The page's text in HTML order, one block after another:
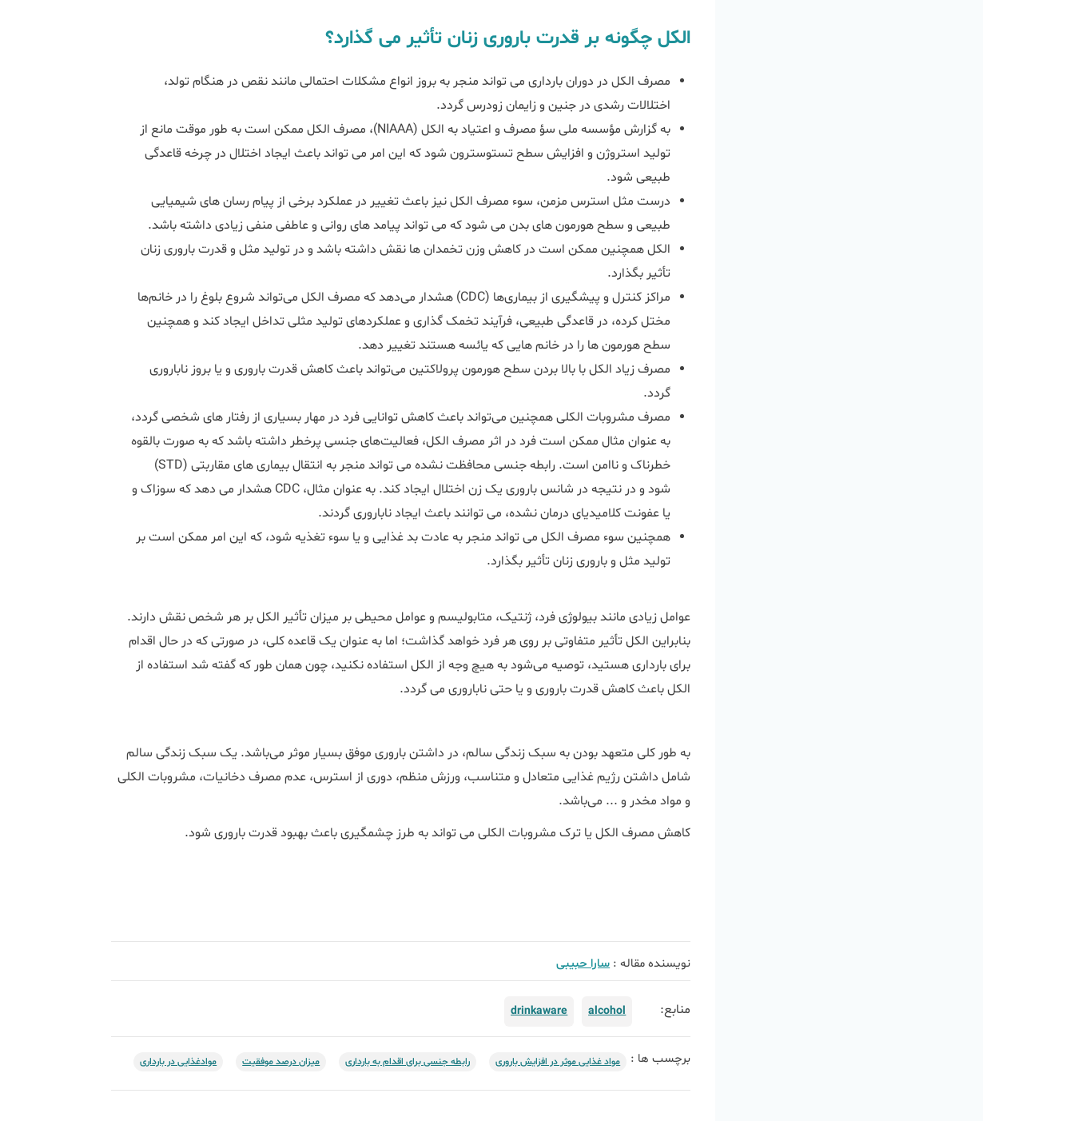
الکل چگونه بر قدرت باروری زنان تأثیر می گذارد؟
مصرف الکل در دوران بارداری می تواند منجر به بروز انواع مشکلات احتمالی مانند نقص در هنگام تولد،
اختلالات رشدی در جنین و زایمان زودرس گردد.
به گزارش مؤسسه ملی سؤ مصرف و اعتیاد به الکل (NIAAA)، مصرف الکل ممکن است به طور موقت مانع از
تولید استروژن و افزایش سطح تستوسترون شود که این امر می تواند باعث ایجاد اختلال در چرخه قاعدگی
طبیعی شود.
درست مثل استرس مزمن، سوء مصرف الکل نیز باعث تغییر در عملکرد برخی از پیام رسان های شیمیایی
طبیعی و سطح هورمون های بدن می شود که می تواند پیامد های روانی و عاطفی منفی زیادی داشته باشد.
الکل همچنین ممکن است در کاهش وزن تخمدان ها نقش داشته باشد و در تولید مثل و قدرت باروری زنان
تأثیر بگذارد.
مراکز کنترل و پیشگیری از بیماری‌ها (CDC) هشدار می‌دهد که مصرف الکل می‌تواند شروع بلوغ را در خانم‌ها
مختل کرده، در قاعدگی طبیعی، فرآیند تخمک گذاری و عملکردهای تولید مثلی تداخل ایجاد کند و همچنین
سطح هورمون ها را در خانم‌ هایی که یائسه هستند تغییر دهد.
مصرف زیاد الکل با بالا بردن سطح هورمون پرولاکتین می‌تواند باعث کاهش قدرت باروری و یا بروز ناباروری
گردد.
مصرف مشروبات الکلی همچنین می‌تواند باعث کاهش توانایی فرد در مهار بسیاری از رفتار های شخصی گردد،
به عنوان مثال ممکن است فرد در اثر مصرف الکل، فعالیت‌های جنسی پرخطر داشته باشد که به صورت بالقوه
خطرناک و ناامن است. رابطه جنسی محافظت نشده می تواند منجر به انتقال بیماری های مقاربتی (STD)
شود و در نتیجه در شانس باروری یک زن اختلال ایجاد کند. به عنوان مثال، CDC هشدار می دهد که سوزاک و
یا عفونت کلامیدیای درمان نشده، می توانند باعث ایجاد ناباروری گردند.
همچنین سوء مصرف الکل می تواند منجر به عادت بد غذایی و یا سوء تغذیه شود، که این امر ممکن است بر
تولید مثل و باروری زنان تأثیر بگذارد.
عوامل زیادی مانند بیولوژی فرد، ژنتیک، متابولیسم و ​​عوامل محیطی بر میزان تأثیر الکل بر هر شخص نقش دارند.
بنابراین الکل تأثیر متفاوتی بر روی هر فرد خواهد گذاشت؛ اما به عنوان یک قاعده کلی، در صورتی که در حال اقدام
برای بارداری هستید، توصیه می‌شود به هیچ وجه از الکل استفاده نکنید، چون همان طور که گفته شد استفاده از
الکل باعث کاهش قدرت باروری و یا حتی ناباروری می گردد.
به طور کلی متعهد بودن به سبک زندگی سالم، در داشتن باروری موفق بسیار موثر می‌باشد. یک سبک زندگی سالم
شامل داشتن رژیم غذایی متعادل و متناسب، ورزش منظم، دوری از استرس، عدم مصرف دخانیات، مشروبات الکلی
و مواد مخدر و ... می‌باشد.
کاهش مصرف الکل یا ترک مشروبات الکلی می تواند به طرز چشمگیری باعث بهبود قدرت باروری شود.
نویسنده مقاله :سارا حبیبی
منابع: alcohol
drinkaware
برچسب ها : مواد غذایی موثر در افزایش باروری رابطه جنسی برای اقدام به بارداری میزان درصد موفقیت موادغذایی در بارداری